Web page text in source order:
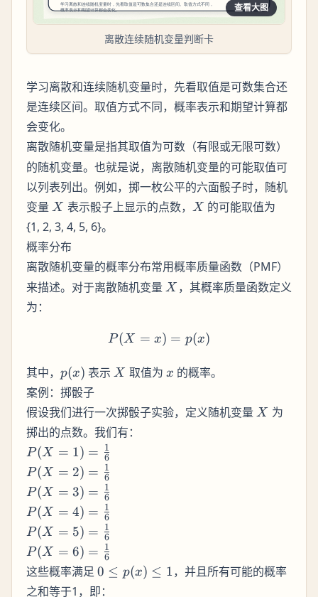
查看大图
离散连续随机变量判断卡
学习离散和连续随机变量时，先看取值是可数集合还
是连续区间。取值方式不同，概率表示和期望计算都
会变化。
离散随机变量是指其取值为可数（有限或无限可数）
的随机变量。也就是说，离散随机变量的可能取值可
以列表列出。例如，掷一枚公平的六面骰子时，随机
变量 X
X 表示骰子上显示的点数， X
X 的可能取值为
{1, 2, 3, 4, 5, 6}。
概率分布
离散随机变量的概率分布常用概率质量函数 （PMF）
来描述。对于离散随机变量 X
X ，其概率质量函数定义
为：
P(X = x) = p(x)
P(X = x) = p(x)
其中， p(x)
p(x) 表示 X
X 取值为 x
x 的概率。
案例：掷骰子
假设我们进行一次掷骰子实验，定义随机变量 X
X 为
掷出的点数。我们有：
P(X =
1) =
\frac{1}
{6}
P(X = 1) = 6
1
P(X =
2) =
\frac{1}
{6}
P(X = 2) = 6
1
P(X =
3) =
\frac{1}
{6}
P(X = 3) = 6
1
P(X =
4) =
\frac{1}
{6}
P(X = 4) = 6
1
P(X =
5) =
\frac{1}
{6}
P(X = 5) = 6
1
P(X =
6) =
\frac{1}
P(X = 6) = 6
1
这些概率满足 0
\leq
0 ≤ p(x) ≤ 1，并且所有可能的概率
之和等于1，即：